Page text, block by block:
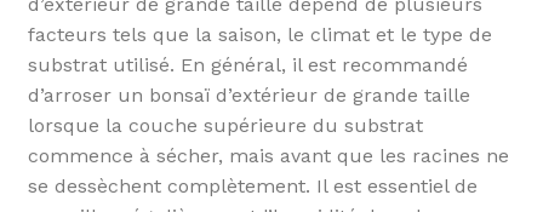
facteurs tels que la saison, le climat et le type de
substrat utilisé. En général, il est recommandé
d’arroser un bonsaï d’extérieur de grande taille
lorsque la couche supérieure du substrat
commence à sécher, mais avant que les racines ne
se dessèchent complètement. Il est essentiel de